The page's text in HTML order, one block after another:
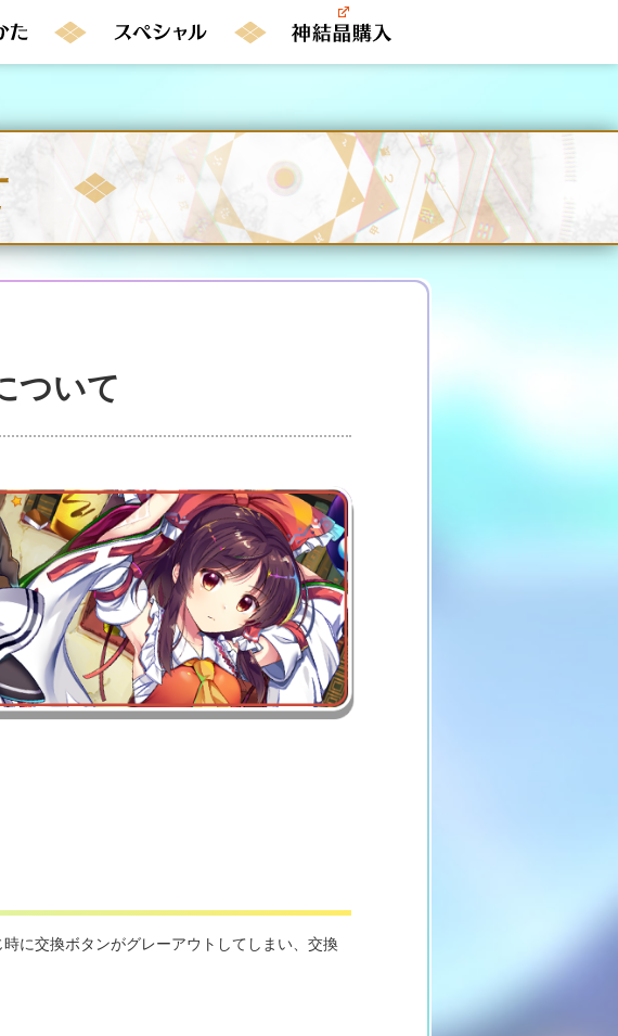
ついて
に交換ボタンがグレーアウトしてしまい、交換